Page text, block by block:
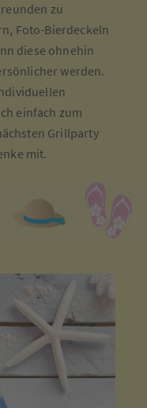
zu
Foto-Bierdeckeln
diese ohnehin
werden.
einfach zum
Grillparty
mit.